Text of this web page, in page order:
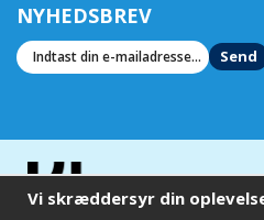
NYHEDSBREV
Send
Vi skræddersyr din